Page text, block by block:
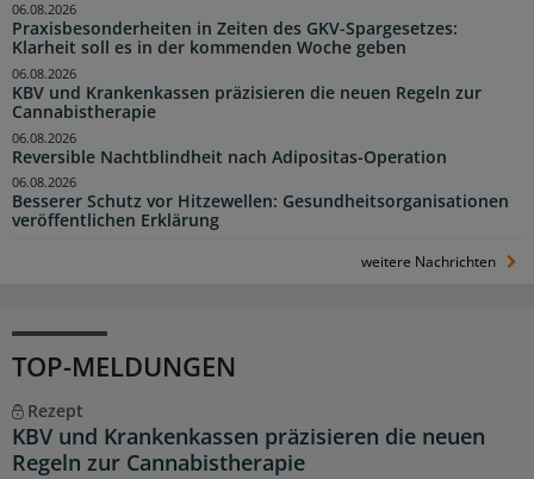
Praxisbesonderheiten in Zeiten des GKV-Spargesetzes:
Klarheit soll es in der kommenden Woche geben
06.08.2026
KBV und Krankenkassen präzisieren die neuen Regeln zur
Cannabistherapie
06.08.2026
Reversible Nachtblindheit nach Adipositas-Operation
06.08.2026
Besserer Schutz vor Hitzewellen: Gesundheitsorganisationen
veröffentlichen Erklärung
06.08.2026
weitere Nachrichten
TOP-MELDUNGEN
Rezept
KBV und Krankenkassen präzisieren die neuen
Regeln zur Cannabistherapie